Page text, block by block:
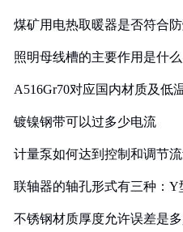
煤矿用电热取暖器是否符合
照明母线槽的主要作用是什么
A516Gr70对应国内材质及低
镀镍钢带可以过多少电流
计量泵如何达到控制和调节
联轴器的轴孔形式有三种：Y
不锈钢材质厚度允许误差是